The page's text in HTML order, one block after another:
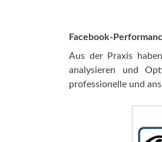
Facebook-
Aus der Praxis
analysieren und
professionelle und